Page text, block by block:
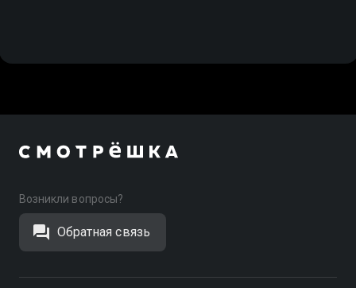
Возникли вопросы?
Обратная связь